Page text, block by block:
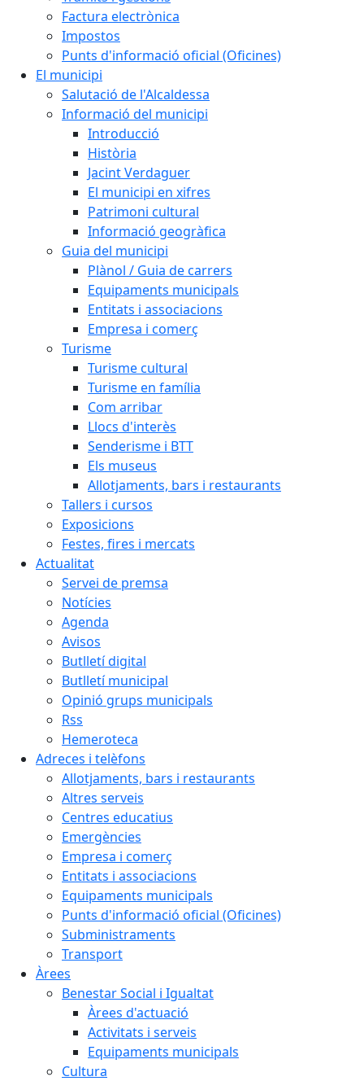
Factura electrònica
Impostos
Punts d'informació oficial (Oficines)
El municipi
Salutació de l'Alcaldessa
Informació del municipi
Introducció
Història
Jacint Verdaguer
El municipi en xifres
Patrimoni cultural
Informació geogràfica
Guia del municipi
Plànol / Guia de carrers
Equipaments municipals
Entitats i associacions
Empresa i comerç
Turisme
Turisme cultural
Turisme en família
Com arribar
Llocs d'interès
Senderisme i BTT
Els museus
Allotjaments, bars i restaurants
Tallers i cursos
Exposicions
Festes, fires i mercats
Actualitat
Servei de premsa
Notícies
Agenda
Avisos
Butlletí digital
Butlletí municipal
Opinió grups municipals
Rss
Hemeroteca
Adreces i telèfons
Allotjaments, bars i restaurants
Altres serveis
Centres educatius
Emergències
Empresa i comerç
Entitats i associacions
Equipaments municipals
Punts d'informació oficial (Oficines)
Subministraments
Transport
Àrees
Benestar Social i Igualtat
Àrees d'actuació
Activitats i serveis
Equipaments municipals
Cultura